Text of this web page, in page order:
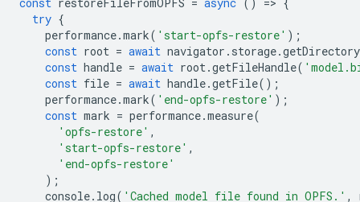
try {
performance.mark( 'start-opfs-restore' );
const root = await navigator . storage.getDirectory
const handle = await root.getFileHandle(
const file = await handle.getFile();
performance.mark( 'end-opfs-restore' );
const mark = performance.measure(
'opfs-restore' ,
'start-opfs-restore' ,
'end-opfs-restore'
);
console. log( 'Cached model file found in OPFS.' ,